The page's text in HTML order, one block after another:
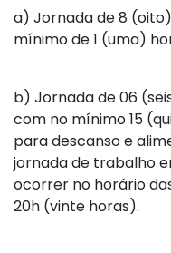
a) Jornada de 8
mínimo de 1 (uma)
b) Jornada de 06
com no mínimo 15
para descanso e
jornada de trabalho
ocorrer no horário
20h (vinte horas).